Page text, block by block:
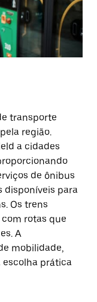
transporte
região.
a cidades
de ônibus
disponíveis para
Os trens
rotas que
A
mobilidade,
prática